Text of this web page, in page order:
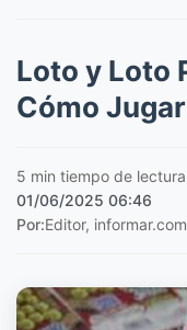
Loto y Loto
Cómo
5 min tiempo de lectura
01/06/2025 06:46
Por:Editor,